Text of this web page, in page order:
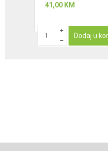
41,00 KM
Dodaj u